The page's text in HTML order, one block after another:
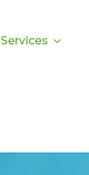
Services